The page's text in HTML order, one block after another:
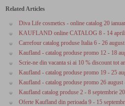
Related Articles
Diva Life cosmetics - online catalog 20
KAUFLAND online CATALOG 8 - 14
Carrefour catalog produse Italia 6 - 26
Kaufland - catalog produse promo 12 - 18
Scrie-ne din vacanta si ai 10 % discount tot
Kaufland - catalog produse promo 19 - 25
Kaufland - catalog produse promo 26 august
Kaufland catalog produse 2 - 8 septembrie
Oferte Kaufland din perioada 9 - 15